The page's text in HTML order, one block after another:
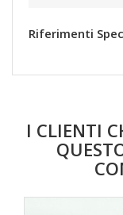
Riferimenti
I CLIENTI